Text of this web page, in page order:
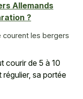
Allemands
?
courent les bergers
courir de 5 à 10
sa portée